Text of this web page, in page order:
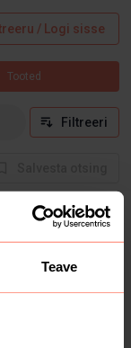
Teave
/ Logi sisse
Tooted
Filtreeri
ei ole